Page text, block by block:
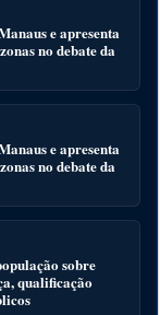
e apresenta
no debate da
e apresenta
no debate da
sobre
qualificação